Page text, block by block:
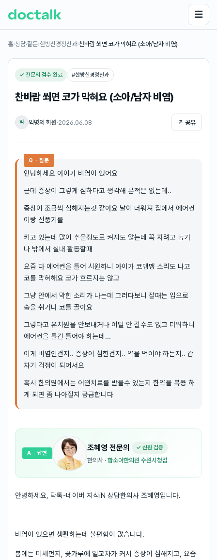
☰
홈›상담·질문›한방신경정신과›찬바람 쐬면 코가 막혀요 (소아/남자 비염)
✓ 전문의 검수 완료 #한방신경정신과
찬바람 쐬면 코가 막혀요 (소아/남자 비염)
익 익명의 회원·2026.06.08 ↗ 공유
Q · 질문
안녕하세요 아이가 비염이 있어요
근데 증상이 그렇게 심하다고 생각해 본적은 없는데..
증상이 조금씩 심해지는것 같아요 날이 더워져 집에서 에어컨
이랑 선풍기를
키고 있는데 많이 추울정도로 켜지도 않는데 꼭 자려고 눕거
나 밖에서 실내 활동할때
요즘 다 에어컨을 틀어 시원하니 아이가 코맹맹 소리도 나고
코를 막혀해요 코가 흐르지는 않고
그냥 안에서 막힌 소리가 나는데 그러다보니 잘때는 입으로
숨을 쉬거나 코를 골아요
그렇다고 유치원을 안보내거나 어딜 안 갈수도 없고 더워하니
에어컨을 틀긴 틀어야 하는데...
이게 비염인건지.. 증상이 심한건지.. 약을 먹어야 하는지.. 갑
자기 걱정이 되어서요
혹시 한의원에서는 어떤치료를 받을수 있는지 한약을 복용 하
게 되면 좀 나아질지 궁금합니다
조혜영 전문의 ✓ 신원 검증
한의사 · 함소아한의원 수원시청점
A · 답변
안녕하세요, 닥톡-네이버 지식iN 상담한의사 조혜영입니다.
비염이 있으면 생활하는데 불편함이 많습니다.
봄에는 미세먼지, 꽃가루에 일교차가 커서 증상이 심해지고, 요즘